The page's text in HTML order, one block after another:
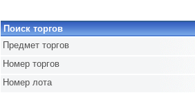
Поиск торгов
Предмет торгов
Номер торгов
Номер лота